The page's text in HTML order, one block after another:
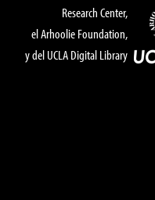
Research Center,
el Arhoolie Foundation,
y del UCLA Digital Library